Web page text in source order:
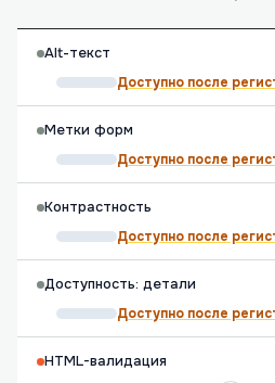
Alt-текст
Доступно после
Метки форм
Доступно после
Контрастность
Доступно после
Доступность: детали
Доступно после
HTML-валидация